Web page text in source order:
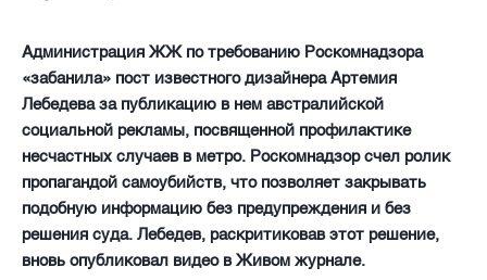
Администрация ЖЖ по требованию Роскомнадзора
«забанила» пост известного дизайнера Артемия
Лебедева за публикацию в нем австралийской
социальной рекламы, посвященной профилактике
несчастных случаев в метро. Роскомнадзор счел ролик
пропагандой самоубийств, что позволяет закрывать
подобную информацию без предупреждения и без
решения суда. Лебедев, раскритиковав этот решение,
вновь опубликовал видео в Живом журнале.